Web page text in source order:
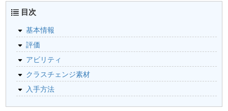
目次
基本情報
評価
アビリティ
クラスチェンジ素材
入手方法